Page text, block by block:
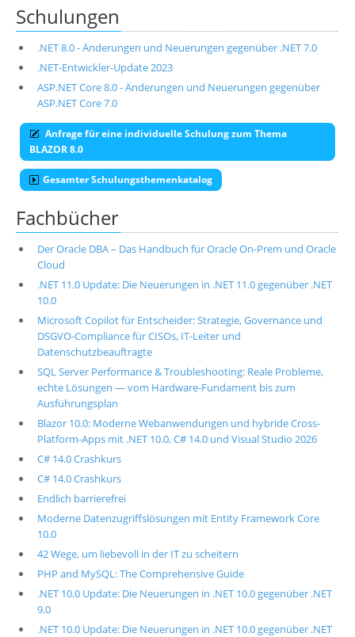
Schulungen
.NET 8.0 - Änderungen und Neuerungen gegenüber .NET 7.0
.NET-Entwickler-Update 2023
ASP.NET Core 8.0 - Änderungen und Neuerungen gegenüber
ASP.NET Core 7.0
Anfrage für eine individuelle Schulung zum Thema
BLAZOR 8.0
Gesamter Schulungsthemenkatalog
Fachbücher
Der Oracle DBA – Das Handbuch für Oracle On-Prem und Oracle
Cloud
.NET 11.0 Update: Die Neuerungen in .NET 11.0 gegenüber .NET
10.0
Microsoft Copilot für Entscheider: Strategie, Governance und
DSGVO-Compliance für CISOs, IT-Leiter und
Datenschutzbeauftragte
SQL Server Performance & Troubleshooting: Reale Probleme,
echte Lösungen — vom Hardware-Fundament bis zum
Ausführungsplan
Blazor 10.0: Moderne Webanwendungen und hybride Cross-
Platform-Apps mit .NET 10.0, C# 14.0 und Visual Studio 2026
C# 14.0 Crashkurs
C# 14.0 Crashkurs
Endlich barrierefrei
Moderne Datenzugriffslösungen mit Entity Framework Core
10.0
42 Wege, um liebevoll in der IT zu scheitern
PHP and MySQL: The Comprehensive Guide
.NET 10.0 Update: Die Neuerungen in .NET 10.0 gegenüber .NET
9.0
.NET 10.0 Update: Die Neuerungen in .NET 10.0 gegenüber .NET